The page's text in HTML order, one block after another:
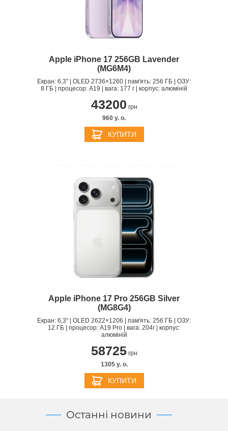
Apple iPhone 17 256GB Lavender
(MG6M4)
Екран: 6,3" | OLED 2736×1260 | пам'ять: 256 ГБ | ОЗУ:
8 ГБ | процесор: A19 | вага: 177 г | корпус: алюміній
43200 грн
960 y. о.
КУПИТИ
Apple iPhone 17 Pro 256GB Silver
(MG8G4)
Екран: 6,3" | OLED 2622×1206 | пам'ять: 256 ГБ | ОЗУ:
12 ГБ | процесор: A19 Pro | вага: 204г | корпус:
алюміній
58725грн
1305 y. о.
КУПИТИ
Останні новини